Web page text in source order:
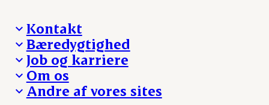
Kontakt
Besøg Danish Crown
Presse og nyheder
Reklamationer
Whistleblower
Øvrige henvendelser
Bæredygtighed
Fra jord til bord
Hverdagen
Ansvarlighed og nøgletal
Job og karriere
Arbejd med os
Ledige stillinger
Om os
Hvem er vi
Andre af vores sites